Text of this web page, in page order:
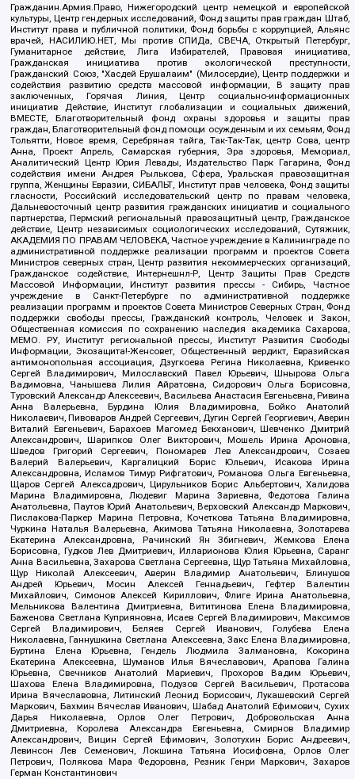
Гражданин.Армия.Право, Нижегородский центр немецкой и европейской
культуры, Центр гендерных исследований, Фонд защиты прав граждан Штаб,
Институт права и публичной политики, Фонд борьбы с коррупцией, Альянс
врачей, НАСИЛИЮ.НЕТ, Мы против СПИДа, СВЕЧА, Открытый Петербург,
Гуманитарное действие, Лига Избирателей, Правовая инициатива,
Гражданская инициатива против экологической преступности,
Гражданский Союз, "Хасдей Ерушалаим" (Милосердие), Центр поддержки и
содействия развитию средств массовой информации, В защиту прав
заключенных, Горячая Линия, Центр социально-информационных
инициатив Действие, Институт глобализации и социальных движений,
ВМЕСТЕ, Благотворительный фонд охраны здоровья и защиты прав
граждан, Благотворительный фонд помощи осужденным и их семьям, Фонд
Тольятти, Новое время, Серебряная тайга, Так-Так-Так, центр Сова, центр
Анна, Проект Апрель, Самарская губерния, Эра здоровья, Мемориал,
Аналитический Центр Юрия Левады, Издательство Парк Гагарина, Фонд
содействия имени Андрея Рылькова, Сфера, Уральская правозащитная
группа, Женщины Евразии, СИБАЛЬТ, Институт прав человека, Фонд защиты
гласности, Российский исследовательский центр по правам человека,
Дальневосточный центр развития гражданских инициатив и социального
партнерства, Пермский региональный правозащитный центр, Гражданское
действие, Центр независимых социологических исследований, Сутяжник,
АКАДЕМИЯ ПО ПРАВАМ ЧЕЛОВЕКА, Частное учреждение в Калининграде по
административной поддержке реализации программ и проектов Совета
Министров северных стран, Центр развития некоммерческих организаций,
Гражданское содействие, Интернешнл-Р, Центр Защиты Прав Средств
Массовой Информации, Институт развития прессы - Сибирь, Частное
учреждение в Санкт-Петербурге по административной поддержке
реализации программ и проектов Совета Министров Северных Стран, Фонд
поддержки свободы прессы, Гражданский контроль, Человек и Закон,
Общественная комиссия по сохранению наследия академика Сахарова,
МЕМО. РУ, Институт региональной прессы, Институт Развития Свободы
Информации, Экозащита!-Женсовет, Общественный вердикт, Евразийская
антимонопольная ассоциация, Дзугкоева Регина Николаевна, Кривенко
Сергей Владимирович, Милославский Павел Юрьевич, Шнырова Ольга
Вадимовна, Чанышева Лилия Айратовна, Сидорович Ольга Борисовна,
Туровский Александр Алексеевич, Васильева Анастасия Евгеньевна, Ривина
Анна Валерьевна, Бурдина Юлия Владимировна, Бойко Анатолий
Николаевич, Пивоваров Андрей Сергеевич, Дугин Сергей Георгиевич, Аверин
Виталий Евгеньевич, Барахоев Магомед Бекханович, Шевченко Дмитрий
Александрович, Шарипков Олег Викторович, Мошель Ирина Ароновна,
Шведов Григорий Сергеевич, Пономарев Лев Александрович, Созаев
Валерий Валерьевич, Каргалицкий Борис Юльевич, Исакова Ирина
Александровна, Исламов Тимур Рифгатович, Романова Ольга Евгеньевна,
Щаров Сергей Алексадрович, Цирульников Борис Альбертович, Халидова
Марина Владимировна, Людевиг Марина Зариевна, Федотова Галина
Анатольевна, Паутов Юрий Анатольевич, Верховский Александр Маркович,
Пислакова-Паркер Марина Петровна, Кочеткова Татьяна Владимировна,
Чуркина Наталья Валерьевна, Акимова Татьяна Николаевна, Золотарева
Екатерина Александровна, Рачинский Ян Збигневич, Жемкова Елена
Борисовна, Гудков Лев Дмитриевич, Илларионова Юлия Юрьевна, Саранг
Анна Васильевна, Захарова Светлана Сергеевна, Щур Татьяна Михайловна,
Щур Николай Алексеевич, Аверин Владимир Анатольевич, Блинушов
Андрей Юрьевич, Мосин Алексей Геннадьевич, Гефтер Валентин
Михайлович, Симонов Алексей Кириллович, Флиге Ирина Анатольевна,
Мельникова Валентина Дмитриевна, Вититинова Елена Владимировна,
Баженова Светлана Куприяновна, Исаев Сергей Владимирович, Максимов
Сергей Владимирович, Беляев Сергей Иванович, Голубева Елена
Николаевна, Ганнушкина Светлана Алексеевна, Закс Елена Владимировна,
Буртина Елена Юрьевна, Гендель Людмила Залмановна, Кокорина
Екатерина Алексеевна, Шуманов Илья Вячеславович, Арапова Галина
Юрьевна, Свечников Анатолий Мариевич, Прохоров Вадим Юрьевич,
Шахова Елена Владимировна, Подузов Сергей Васильевич, Протасова
Ирина Вячеславовна, Литинский Леонид Борисович, Лукашевский Сергей
Маркович, Бахмин Вячеслав Иванович, Шабад Анатолий Ефимович, Сухих
Дарья Николаевна, Орлов Олег Петрович, Добровольская Анна
Дмитриевна, Королева Александра Евгеньевна, Смирнов Владимир
Александрович, Вицин Сергей Ефимович, Золотухин Борис Андреевич,
Левинсон Лев Семенович, Локшина Татьяна Иосифовна, Орлов Олег
Петрович, Полякова Мара Федоровна, Резник Генри Маркович, Захаров
Герман Константинович